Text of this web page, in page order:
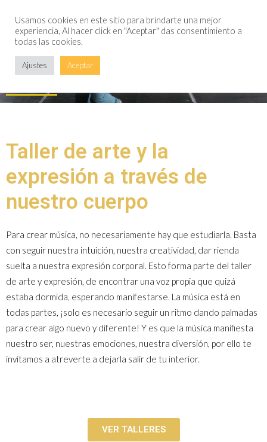
Taller de arte y
expresión
Taller de arte y la
expresión a través de
nuestro cuerpo
Para crear música, no necesariamente hay que estudiarla. Basta
con seguir nuestra intuición, nuestra creatividad, dar rienda
suelta a nuestra expresión corporal. Esto forma parte del taller
de arte y expresión, de encontrar una voz propia que quizá
estaba dormida, esperando manifestarse. La música está en
todas partes, ¡solo es necesario seguir un ritmo dando palmadas
para crear algo nuevo y diferente! Y es que la música manifiesta
nuestro ser, nuestras emociones, nuestra diversión, por ello te
invitamos a atreverte a dejarla salir de tu interior.
VER TALLERES
Usamos cookies en este sitio para brindarte una mejor
experiencia, Al hacer click en "Aceptar" das consentimiento a
todas las cookies.
Ajustes Aceptar